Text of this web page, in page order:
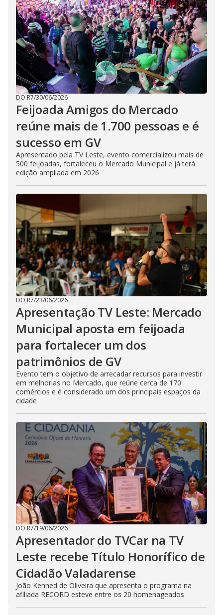
DO R7/30/06/2026
Feijoada Amigos do Mercado
reúne mais de 1.700 pessoas e é
sucesso em GV
Apresentado pela TV Leste, evento comercializou mais de
500 feijoadas, fortaleceu o Mercado Municipal e já terá
edição ampliada em 2026
DO R7/23/06/2026
Apresentação TV Leste: Mercado
Municipal aposta em feijoada
para fortalecer um dos
patrimônios de GV
Evento tem o objetivo de arrecadar recursos para investir
em melhorias no Mercado, que reúne cerca de 170
comércios e é considerado um dos principais espaços da
cidade
DO R7/19/06/2026
Apresentador do TVCar na TV
Leste recebe Título Honorífico de
Cidadão Valadarense
João Kenned de Oliveira que apresenta o programa na
afiliada RECORD esteve entre os 20 homenageados